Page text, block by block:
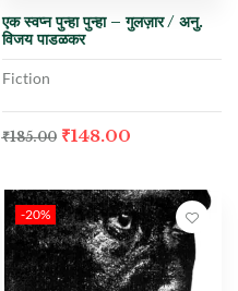
एक स्वप्न पुन्हा पुन्हा – गुलज़ार / अनु.
विजय पाडळकर
Fiction
₹185.00 ₹148.00
-20%